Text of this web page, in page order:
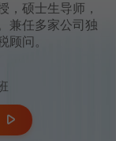
，硕士生导师，
兼任多家公司独
顾问。